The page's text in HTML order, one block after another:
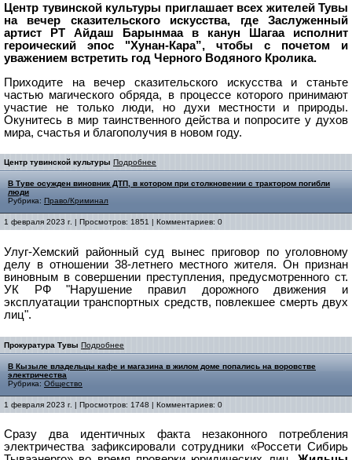
Центр тувинской культуры приглашает всех жителей Тувы
на вечер сказительского искусства, где Заслуженный
артист РТ Айдаш Барынмаа в канун Шагаа исполнит
героический эпос "Хунан-Кара”, чтобы с почетом и
уважением встретить год Черного Водяного Кролика.
Приходите на вечер сказительского искусства и станьте
частью магического обряда, в процессе которого принимают
участие не только люди, но духи местности и природы.
Окунитесь в мир таинственного действа и попросите у духов
мира, счастья и благополучия в новом году.
Центр тувинской культуры Подробнее
В Туве осужден виновник ДТП, в котором при столкновении с трактором погибли
люди
Рубрика: Право/Криминал
1 февраля 2023 г. | Просмотров: 1851 | Комментариев: 0
Улуг-Хемский районный суд вынес приговор по уголовному
делу в отношении 38-летнего местного жителя. Он признан
виновным в совершении преступления, предусмотренного ст.
УК РФ "Нарушение правил дорожного движения и
эксплуатации транспортных средств, повлекшее смерть двух
лиц".
Прокуратура Тувы Подробнее
В Кызыле владельцы кафе и магазина в жилом доме попались на воровстве
электричества
Рубрика: Общество
1 февраля 2023 г. | Просмотров: 1748 | Комментариев: 0
Сразу два идентичных факта незаконного потребления
электричества зафиксировали сотрудники «Россети Сибирь